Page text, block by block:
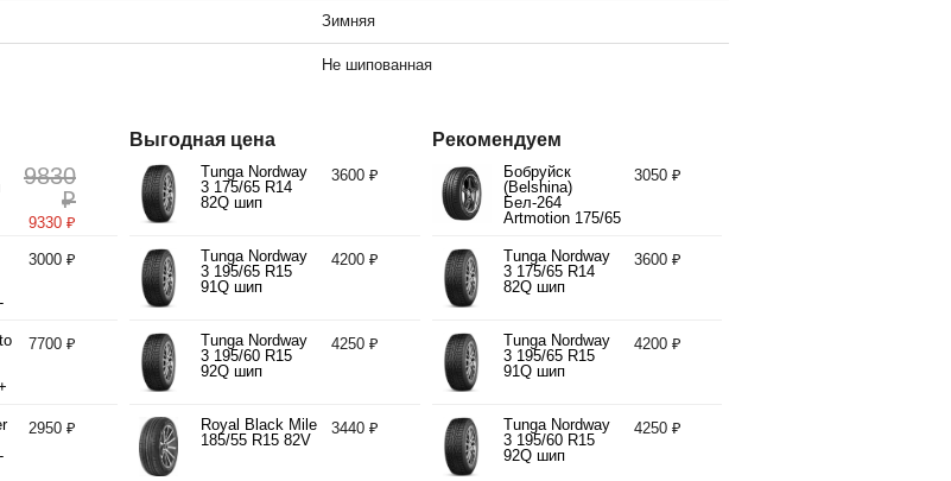
Зимняя
Не шипованная
9830
₽
9330 ₽
3000 ₽
7700 ₽
2950 ₽
Выгодная цена
Tunga Nordway
3 175/65 R14
82Q шип
3600 ₽
Tunga Nordway
3 195/65 R15
91Q шип
4200 ₽
Tunga Nordway
3 195/60 R15
92Q шип
4250 ₽
Royal Black Mile
185/55 R15 82V
3440 ₽
Рекомендуем
Бобруйск
(Belshina)
Бел-264
Artmotion 175/65
3050 ₽
Tunga Nordway
3 175/65 R14
82Q шип
3600 ₽
Tunga Nordway
3 195/65 R15
91Q шип
4200 ₽
Tunga Nordway
3 195/60 R15
92Q шип
4250 ₽